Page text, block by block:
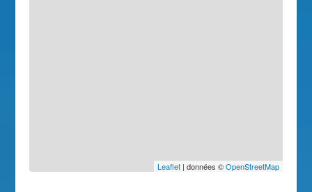
Leaflet| données ©OpenStreetMap